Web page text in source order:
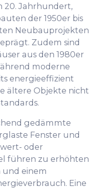
20. Jahrhundert,
der 1950er bis
Neubauprojekten
Zudem sind
aus den 1980er
moderne
energieeffizient
ältere Objekte nicht
gedämmte
Fenster und
oder
führen zu erhöhten
einem
Eine